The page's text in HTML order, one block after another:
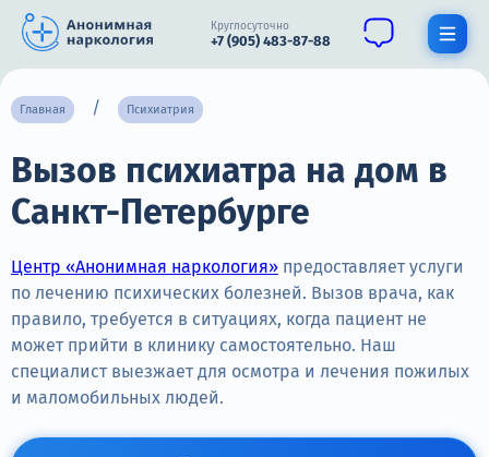
Круглосуточно
+7 (905) 483-87-88
О нас
Наркомания
Алкоголизм
Нарколог
Стационар
Психиатрия
Главная Психиатрия
Вызов психиатра на дом в
Санкт-Петербурге
Центр «Анонимная наркология» предоставляет услуги
по лечению психических болезней. Вызов врача, как
правило, требуется в ситуациях, когда пациент не
может прийти в клинику самостоятельно. Наш
специалист выезжает для осмотра и лечения пожилых
и маломобильных людей.